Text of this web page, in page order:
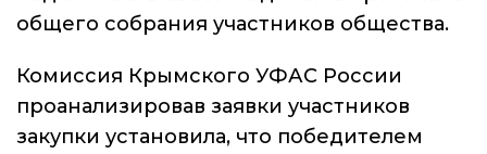
общего собрания участников общества.
Комиссия Крымского УФАС России
проанализировав заявки участников
закупки установила, что победителем